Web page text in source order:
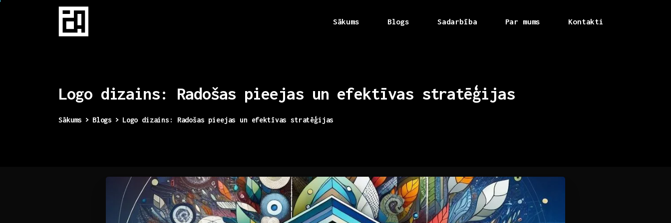
Sākums Blogs Sadarbība Par mums Kontakti
Logo dizains: Radošas pieejas un efektīvas stratēģijas
Sākums Blogs Logo dizains: Radošas pieejas un efektīvas stratēģijas